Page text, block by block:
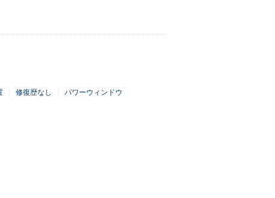
修復歴なし パワーウィンドウ